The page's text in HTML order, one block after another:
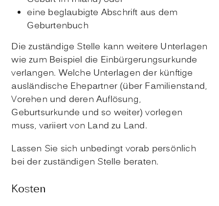
eine beglaubigte Abschrift aus dem
Geburtenbuch
Die zuständige Stelle kann weitere Unterlagen
wie zum Beispiel die Einbürgerungsurkunde
verlangen. Welche Unterlagen der künftige
ausländische Ehepartner (über Familienstand,
Vorehen und deren Auflösung,
Geburtsurkunde und so weiter) vorlegen
muss, variiert von Land zu Land.
Lassen Sie sich unbedingt vorab persönlich
bei der zuständigen Stelle beraten.
Kosten